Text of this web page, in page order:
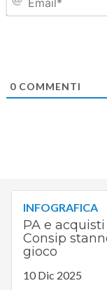
0COMMENTI
INFOGRAFICA
PA e
Consip
gioco
10 Dic 2025